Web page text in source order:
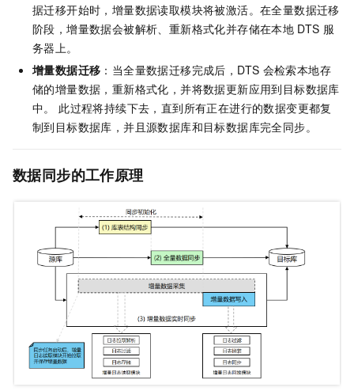
据迁移开始时，增量数据读取模块将被激活。在全量数据迁移
阶段，增量数据会被解析、重新格式化并存储在本地 DTS 服
务器上。
增量数据迁移 ：当全量数据迁移完成后，DTS 会检索本地存
储的增量数据，重新格式化，并将数据更新应用到目标数据库
中。 此过程将持续下去，直到所有正在进行的数据变更都复
制到目标数据库，并且源数据库和目标数据库完全同步。
数据同步的工作原理